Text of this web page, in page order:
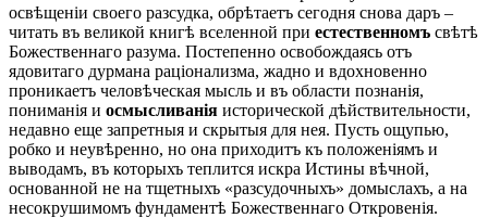
освѣщеніи своего разсудка, обрѣтаетъ сегодня снова даръ –
читать въ великой книгѣ вселенной при естественномъ свѣтѣ
Божественнаго разума. Постепенно освобождаясь отъ
ядовитаго дурмана раціонализма, жадно и вдохновенно
проникаетъ человѣческая мысль и въ области познанія,
пониманія и осмысливанія исторической дѣйствительности,
недавно еще запретныя и скрытыя для нея. Пусть ощупью,
робко и неувѣренно, но она приходитъ къ положеніямъ и
выводамъ, въ которыхъ теплится искра Истины вѣчной,
основанной не на тщетныхъ «разсудочныхъ» домыслахъ, а на
несокрушимомъ фундаментѣ Божественнаго Откровенія.